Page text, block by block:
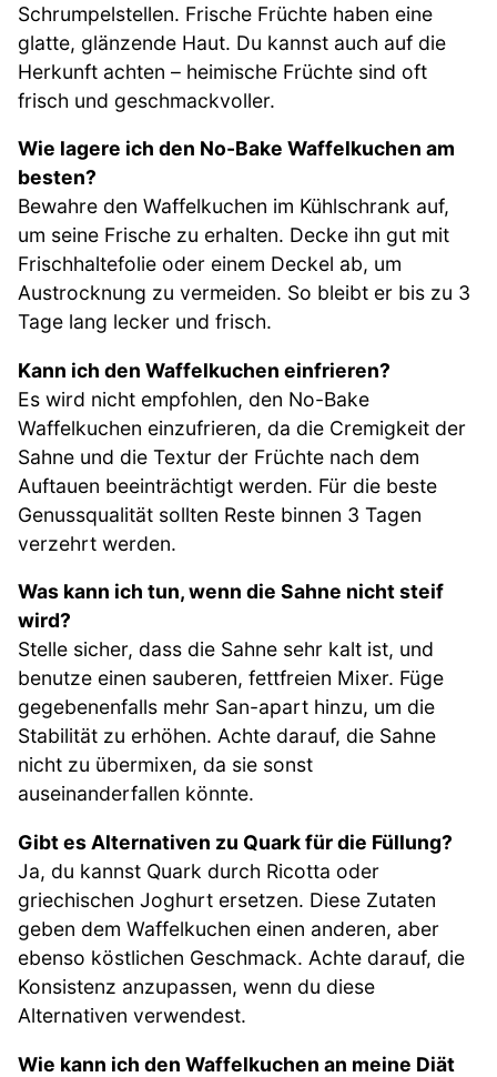
Schrumpelstellen. Frische Früchte haben eine
glatte, glänzende Haut. Du kannst auch auf die
Herkunft achten – heimische Früchte sind oft
frisch und geschmackvoller.
Wie lagere ich den No-Bake Waffelkuchen am
besten?
Bewahre den Waffelkuchen im Kühlschrank auf,
um seine Frische zu erhalten. Decke ihn gut mit
Frischhaltefolie oder einem Deckel ab, um
Austrocknung zu vermeiden. So bleibt er bis zu 3
Tage lang lecker und frisch.
Kann ich den Waffelkuchen einfrieren?
Es wird nicht empfohlen, den No-Bake
Waffelkuchen einzufrieren, da die Cremigkeit der
Sahne und die Textur der Früchte nach dem
Auftauen beeinträchtigt werden. Für die beste
Genussqualität sollten Reste binnen 3 Tagen
verzehrt werden.
Was kann ich tun, wenn die Sahne nicht steif
wird?
Stelle sicher, dass die Sahne sehr kalt ist, und
benutze einen sauberen, fettfreien Mixer. Füge
gegebenenfalls mehr San-apart hinzu, um die
Stabilität zu erhöhen. Achte darauf, die Sahne
nicht zu übermixen, da sie sonst
auseinanderfallen könnte.
Gibt es Alternativen zu Quark für die Füllung?
Ja, du kannst Quark durch Ricotta oder
griechischen Joghurt ersetzen. Diese Zutaten
geben dem Waffelkuchen einen anderen, aber
ebenso köstlichen Geschmack. Achte darauf, die
Konsistenz anzupassen, wenn du diese
Alternativen verwendest.
Wie kann ich den Waffelkuchen an meine Diät